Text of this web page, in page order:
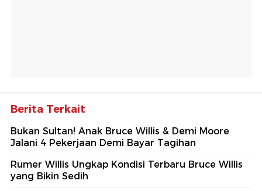
Berita Terkait
Bukan Sultan! Anak Bruce Willis & Demi Moore
Jalani 4 Pekerjaan Demi Bayar Tagihan
Rumer Willis Ungkap Kondisi Terbaru Bruce Willis
yang Bikin Sedih